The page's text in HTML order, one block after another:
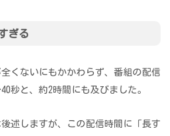
ぎる
くないにもかかわらず、番組の配信
秒と、約2時間にも及びました。
述しますが、この配信時間に「長す